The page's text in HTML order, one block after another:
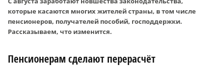
которые касаются многих жителей страны, в том числе
пенсионеров, получателей пособий, господдержки.
Рассказываем, что изменится.
Пенсионерам сделают перерасчёт